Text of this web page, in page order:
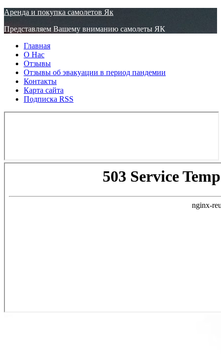
Аренда и покупка самолетов Як
Представляем Вашему вниманию самолеты ЯК
Главная
О Нас
Отзывы
Отзывы об эвакуации в период пандемии
Контакты
Карта сайта
Подписка RSS
Узнать больше. Хорошо, спасибо